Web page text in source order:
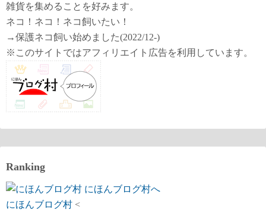
雑貨を集めることを好みます。
ネコ！ネコ！ネコ飼いたい！
→保護ネコ飼い始めました(2022/12-)
※このサイトではアフィリエイト広告を利用しています。
Ranking
にほんブログ村 <